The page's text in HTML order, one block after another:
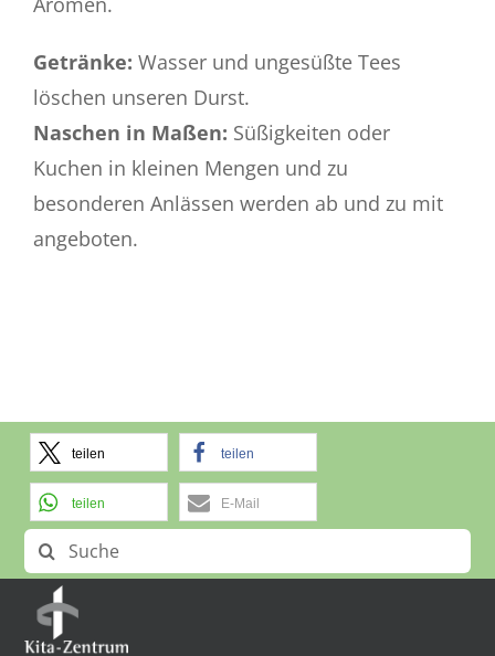
Getränke: Wasser und ungesüßte Tees
löschen unseren Durst.
Naschen in Maßen: Süßigkeiten oder
Kuchen in kleinen Mengen und zu
besonderen Anlässen werden ab und zu mit
angeboten.
teilen teilen
teilen E-Mail
Suche
nach: